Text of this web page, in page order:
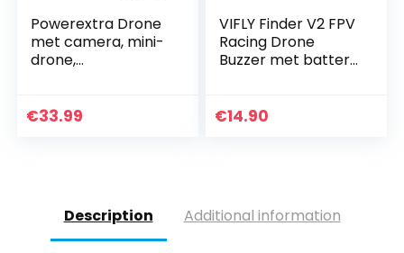
Powerextra Drone
met camera, mini-
drone,
hoogtehoudmodus,
€33.99
VIFLY Finder V2 FPV
Racing Drone
Buzzer met batterij
Tracker Werkt als
€14.90
Description Additional information